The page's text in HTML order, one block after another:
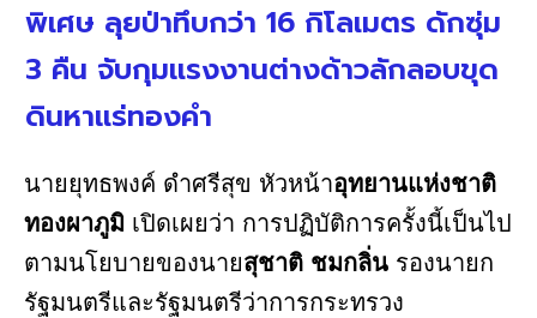
พิเศษ ลุยป่าทึบกว่า 16 กิโลเมตร ดักซุ่ม
3 คืน จับกุมแรงงานต่างด้าวลักลอบขุด
ดินหาแร่ทองคำ
นายยุทธพงค์ ดำศรีสุข หัวหน้าอุทยานแห่งชาติ
ทองผาภูมิ เปิดเผยว่า การปฏิบัติการครั้งนี้เป็นไป
ตามนโยบายของนายสุชาติ ชมกลิ่น รองนายก
รัฐมนตรีและรัฐมนตรีว่าการกระทรวง